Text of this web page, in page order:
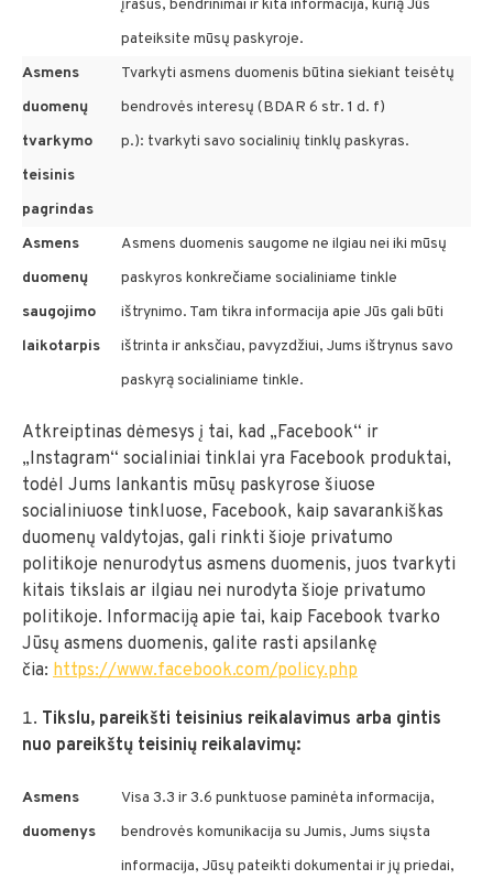
įrašus, bendrinimai ir kita informacija, kurią Jūs
pateiksite mūsų paskyroje.
Asmens
duomenų
tvarkymo
teisinis
pagrindas
Tvarkyti asmens duomenis būtina siekiant teisėtų
bendrovės interesų (BDAR 6 str. 1 d. f)
p.): tvarkyti savo socialinių tinklų paskyras.
Asmens
duomenų
saugojimo
laikotarpis
Asmens duomenis saugome ne ilgiau nei iki mūsų
paskyros konkrečiame socialiniame tinkle
ištrynimo. Tam tikra informacija apie Jūs gali būti
ištrinta ir anksčiau, pavyzdžiui, Jums ištrynus savo
paskyrą socialiniame tinkle.
Atkreiptinas dėmesys į tai, kad „Facebook“ ir
„Instagram“ socialiniai tinklai yra Facebook produktai,
todėl Jums lankantis mūsų paskyrose šiuose
socialiniuose tinkluose, Facebook, kaip savarankiškas
duomenų valdytojas, gali rinkti šioje privatumo
politikoje nenurodytus asmens duomenis, juos tvarkyti
kitais tikslais ar ilgiau nei nurodyta šioje privatumo
politikoje. Informaciją apie tai, kaip Facebook tvarko
Jūsų asmens duomenis, galite rasti apsilankę
čia: https://www.facebook.com/policy.php
Tikslu, pareikšti teisinius reikalavimus arba gintis
nuo pareikštų teisinių reikalavimų:
Asmens
duomenys
Visa 3.3 ir 3.6 punktuose paminėta informacija,
bendrovės komunikacija su Jumis, Jums siųsta
informacija, Jūsų pateikti dokumentai ir jų priedai,